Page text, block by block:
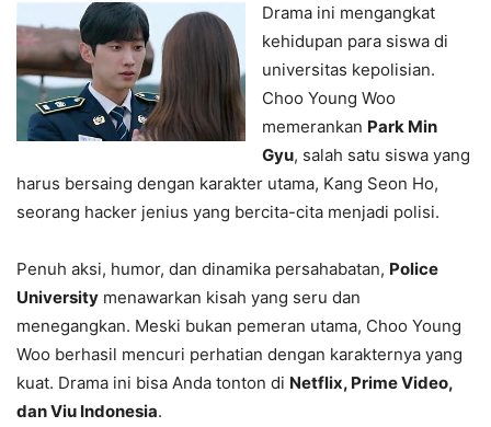
Drama ini mengangkat
kehidupan para siswa di
universitas kepolisian.
Choo Young Woo
memerankan Park Min
Gyu, salah satu siswa yang
harus bersaing dengan karakter utama, Kang Seon Ho,
seorang hacker jenius yang bercita-cita menjadi polisi.
Penuh aksi, humor, dan dinamika persahabatan, Police
University menawarkan kisah yang seru dan
menegangkan. Meski bukan pemeran utama, Choo Young
Woo berhasil mencuri perhatian dengan karakternya yang
kuat. Drama ini bisa Anda tonton di Netflix, Prime Video,
dan Viu Indonesia.